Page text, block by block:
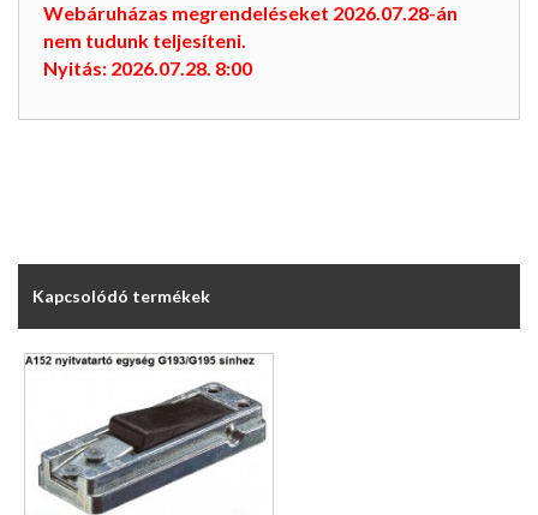
Webáruházas megrendeléseket 2026.07.28-án
nem tudunk teljesíteni.
Nyitás: 2026.07.28. 8:00
Kapcsolódó termékek